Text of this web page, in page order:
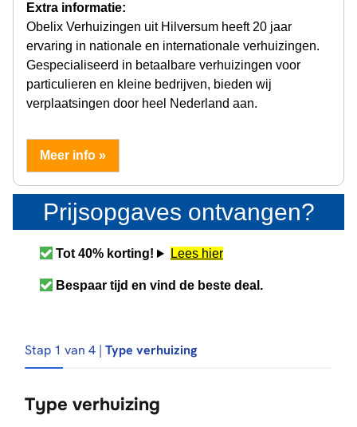
Extra informatie:
Obelix Verhuizingen uit Hilversum heeft 20 jaar
ervaring in nationale en internationale verhuizingen.
Gespecialiseerd in betaalbare verhuizingen voor
particulieren en kleine bedrijven, bieden wij
verplaatsingen door heel Nederland aan.
Meer info »
Prijsopgaves ontvangen?
Tot 40% korting! Lees hier
Bespaar tijd en vind de beste deal.